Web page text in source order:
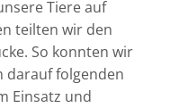
Tiere auf
teilten wir den
So konnten wir
darauf folgenden
Einsatz und